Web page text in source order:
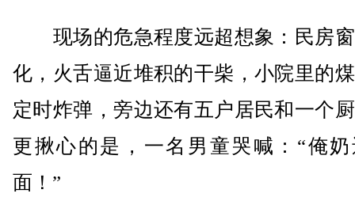
现场的危急程度远超想象：民房
化，火舌逼近堆积的干柴，小院里的
定时炸弹，旁边还有五户居民和一个
更揪心的是，一名男童哭喊：“俺
面！”